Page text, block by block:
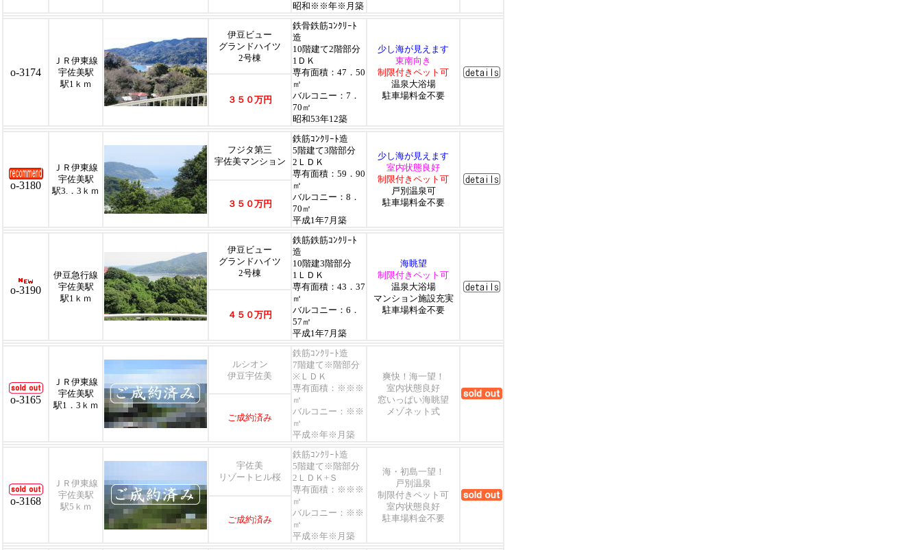
昭和※※年※月築
o-3174
ＪＲ伊東線
宇佐美駅
駅1ｋｍ
伊豆ビュー
グランドハイツ
2号棟
鉄骨鉄筋ｺﾝｸﾘｰﾄ
造
10階建て2階部分
1ＤＫ
専有面積：47．50
㎡
バルコニー：7．
70㎡
昭和53年12築
少し海が見えます
東南向き
制限付きペット可
温泉大浴場
駐車場料金不要
３５０万円
o-3180
ＪＲ伊東線
宇佐美駅
駅3.．3ｋｍ
フジタ第三
宇佐美マンション
鉄筋ｺﾝｸﾘｰﾄ造
5階建て3階部分
2ＬＤＫ
専有面積：59．90
㎡
バルコニー：8．
70㎡
平成1年7月築
少し海が見えます
室内状態良好
制限付きペット可
戸別温泉可
駐車場料金不要
３５０万円
o-3190
伊豆急行線
宇佐美駅
駅1ｋｍ
伊豆ビュー
グランドハイツ
2号棟
鉄筋鉄筋ｺﾝｸﾘｰﾄ
造
10階建3階部分
1ＬＤＫ
専有面積：43．37
㎡
バルコニー：6．
57㎡
平成1年7月築
海眺望
制限付きペット可
温泉大浴場
マンション施設充実
駐車場料金不要
４５０万円
o-3165
ＪＲ伊東線
宇佐美駅
駅1．3ｋｍ
ルシオン
伊豆宇佐美
鉄筋ｺﾝｸﾘｰﾄ造
7階建て※階部分
※ＬＤＫ
専有面積：※※※
㎡
バルコニー：※※
㎡
平成※年※月築
爽快！海一望！
室内状態良好
窓いっぱい海眺望
メゾネット式
ご成約済み
o-3168
ＪＲ伊東線
宇佐美駅
駅5ｋｍ
宇佐美
リゾートヒル桜
鉄筋ｺﾝｸﾘｰﾄ造
5階建て※階部分
2ＬＤＫ+Ｓ
専有面積：※※※
㎡
バルコニー：※※
㎡
平成※年※月築
海・初島一望！
戸別温泉
制限付きペット可
室内状態良好
駐車場料金不要
ご成約済み